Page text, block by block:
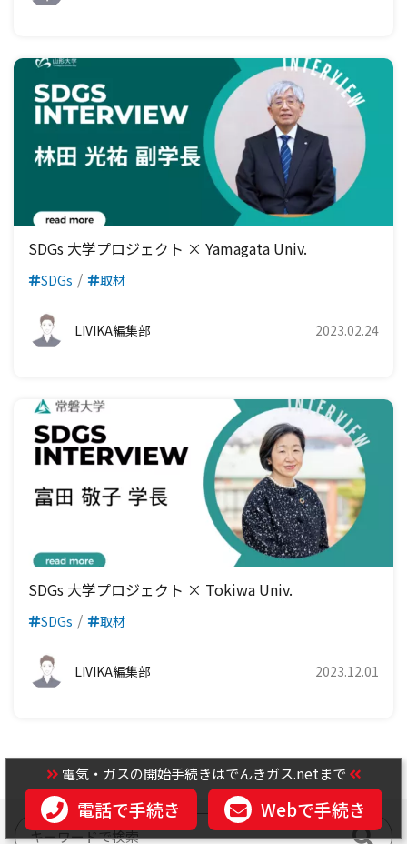
SDGs 大学プロジェクト × Yamagata Univ.
SDGs 取材
LIVIKA編集部 2023.02.24
SDGs 大学プロジェクト × Tokiwa Univ.
SDGs 取材
LIVIKA編集部 2023.12.01
電気・ガスの開始手続きはでんきガス.netまで
電話で手続き Webで手続き